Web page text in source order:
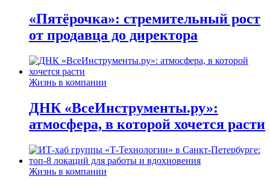
«Пятёрочка»: стремительный рост
от продавца до директора
Жизнь в компании
ДНК «ВсеИнструменты.ру»:
атмосфера, в которой хочется расти
Жизнь в компании